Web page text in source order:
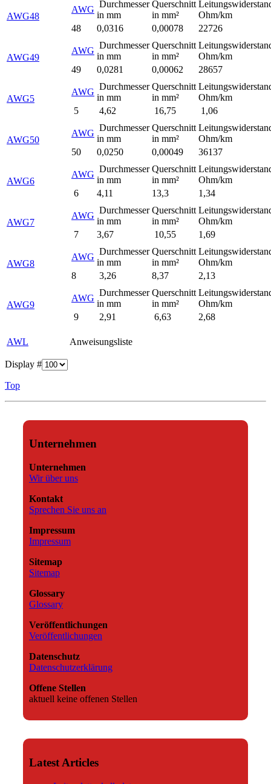
AWG48
AWG
Durchmesser
in mm
Querschnitt
in mm²
Ohm/km
48
0,0316 0,00078 22726
AWG49
AWG
Durchmesser
in mm
Querschnitt
in mm²
Ohm/km
49
0,0281 0,00062 28657
AWG5
AWG
Durchmesser
in mm
Querschnitt
in mm²
Ohm/km
5
4,62 16,75 1,06
AWG50
AWG
Durchmesser
in mm
Querschnitt
in mm²
Ohm/km
50
0,0250 0,00049 36137
AWG6
AWG
Durchmesser
in mm
Querschnitt
in mm²
Ohm/km
6
4,11 13,3 1,34
AWG7
AWG
Durchmesser
in mm
Querschnitt
in mm²
Ohm/km
7
3,67 10,55 1,69
AWG8
AWG
Durchmesser
in mm
Querschnitt
in mm²
Ohm/km
8
3,26 8,37 2,13
AWG9
AWG
Durchmesser
in mm
Querschnitt
in mm²
Ohm/km
9
2,91 6,63 2,68
AWL Anweisungsliste
Display #
Top
Unternehmen
Unternehmen
Wir über uns
Kontakt
Sprechen Sie uns an
Impressum
Impressum
Sitemap
Sitemap
Glossary
Glossary
Veröffentlichungen
Veröffentlichungen
Datenschutz
Datenschutzerklärung
Offene Stellen
aktuell keine offenen Stellen
Latest Articles